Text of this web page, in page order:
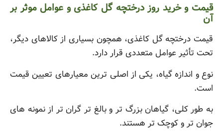
قیمت و خرید روز درختچه گل کاغذی و عوامل موثر بر
آن
قیمت درختچه گل کاغذی، همچون بسیاری از کالاهای دیگر،
تحت تأثیر عوامل متعددی قرار دارد.
نوع و اندازه گیاه، یکی از اصلی ترین معیارهای تعیین قیمت
است.
به طور کلی، گیاهان بزرگ تر و بالغ تر گران تر از نمونه های
جوان تر و کوچک تر هستند.